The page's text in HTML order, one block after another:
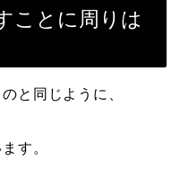
ことに周りは
と同じように、
す。